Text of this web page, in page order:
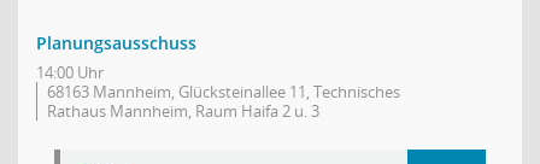
Planungsausschuss
14:00 Uhr
68163 Mannheim, Glücksteinallee 11, Technisches
Rathaus Mannheim, Raum Haifa 2 u. 3